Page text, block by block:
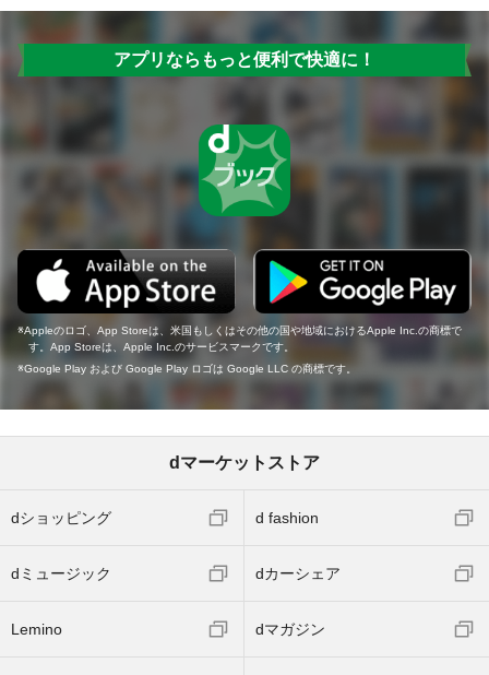
アプリならもっと便利で快適に！
Appleのロゴ、App Storeは、米国もしくはその他の国や地域におけるApple Inc.の商標で
す。App Storeは、Apple Inc.のサービスマークです。
Google Play および Google Play ロゴは Google LLC の商標です。
dマーケットストア
dショッピング d fashion
dミュージック dカーシェア
Lemino dマガジン